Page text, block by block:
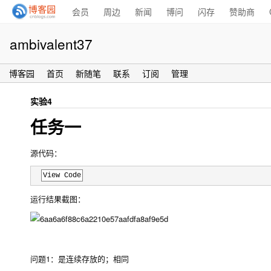
会员 周边 新闻 博问 闪存 赞助商
ambivalent37
博客园 首页 新随笔 联系 订阅 管理
实验4
任务一
源代码：
View Code
运行结果截图：
问题1：是连续存放的；相同